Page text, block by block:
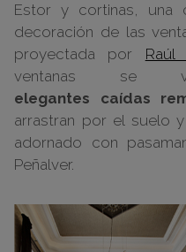
Estor y cortinas, una
decoración de las
proyectada por Raúl
ventanas se
elegantes caídas
arrastran por el suelo
adornado con
Peñalver.